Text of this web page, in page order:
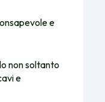
e
non soltanto
e